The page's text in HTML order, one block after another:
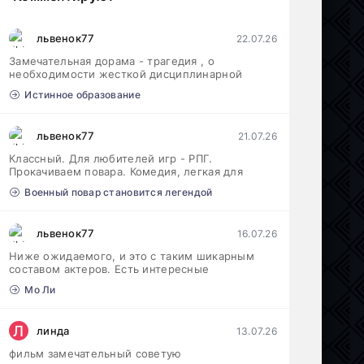
львенок77 22.07.26
Замечательная дорама - трагедия , о
необходимости жесткой дисциплинарной
Истинное образование
львенок77 21.07.26
Классный. Для любителей игр - РПГ.
Прокачиваем повара. Комедия, легкая для
Военный повар становится легендой
львенок77 16.07.26
Ниже ожидаемого, и это с таким шикарным
составом актеров. Есть интересные
Мо Ли
Л линда 13.07.26
фильм замечательный советую